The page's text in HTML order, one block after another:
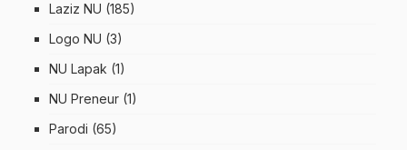
Laziz NU (185)
Logo NU (3)
NU Lapak (1)
NU Preneur (1)
Parodi (65)